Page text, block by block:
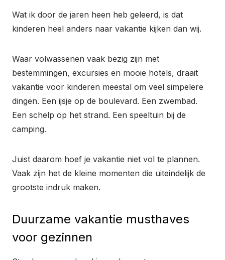
Wat ik door de jaren heen heb geleerd, is dat
kinderen heel anders naar vakantie kijken dan wij.
Waar volwassenen vaak bezig zijn met
bestemmingen, excursies en mooie hotels, draait
vakantie voor kinderen meestal om veel simpelere
dingen. Een ijsje op de boulevard. Een zwembad.
Een schelp op het strand. Een speeltuin bij de
camping.
Juist daarom hoef je vakantie niet vol te plannen.
Vaak zijn het de kleine momenten die uiteindelijk de
grootste indruk maken.
Duurzame vakantie musthaves
voor gezinnen